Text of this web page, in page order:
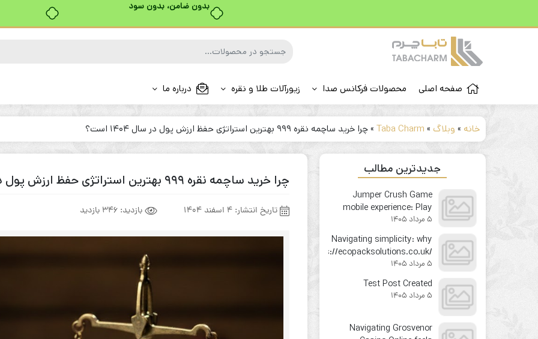
صفحه اصلی محصولات فرکانس صدا زیورآلات طلا و نقره درباره ما
خانه » وبلاگ »
Taba Charm
»چرا خرید ساچمه نقره ۹۹۹ بهترین استراتژی حفظ ارزش پول در سال ۱۴۰۴ است؟
چرا خرید ساچمه نقره ۹۹۹ بهترین استراتژی حفظ ارزش پول در سال ۱۴۰۴ است؟
تاریخ انتشار:4 اسفند 1404 بازدید:346 بازدید
جدیدترین مطالب
Jumper Crush Game
mobile experience: Play
your favorite instant win
game on the go
5 مرداد 1405
Navigating simplicity: why
https://ecopacksolutions.co.uk/
feels like second nature
from the first click
5 مرداد 1405
Test Post Created
5 مرداد 1405
Navigating Grosvenor